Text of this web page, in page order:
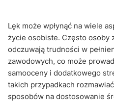
Lęk może wpłynąć na wiele
życie osobiste. Często osoby
odczuwają trudności w
zawodowych, co może
samooceny i dodatkowego
takich przypadkach
sposobów na dostosowanie